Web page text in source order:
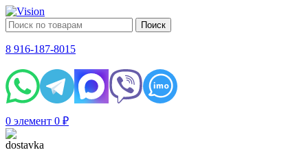
Поиск
8 916-187-8015
0 элемент 0 ₽